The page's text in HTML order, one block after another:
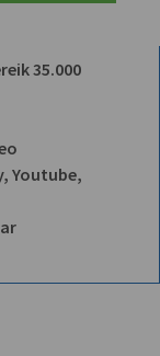
35.000
Youtube,